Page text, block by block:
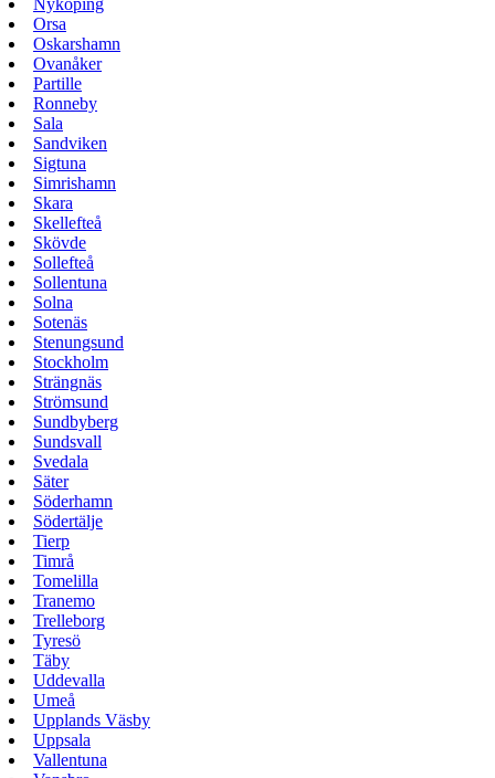
Nyköping
Orsa
Oskarshamn
Ovanåker
Partille
Ronneby
Sala
Sandviken
Sigtuna
Simrishamn
Skara
Skellefteå
Skövde
Sollefteå
Sollentuna
Solna
Sotenäs
Stenungsund
Stockholm
Strängnäs
Strömsund
Sundbyberg
Sundsvall
Svedala
Säter
Söderhamn
Södertälje
Tierp
Timrå
Tomelilla
Tranemo
Trelleborg
Tyresö
Täby
Uddevalla
Umeå
Upplands Väsby
Uppsala
Vallentuna